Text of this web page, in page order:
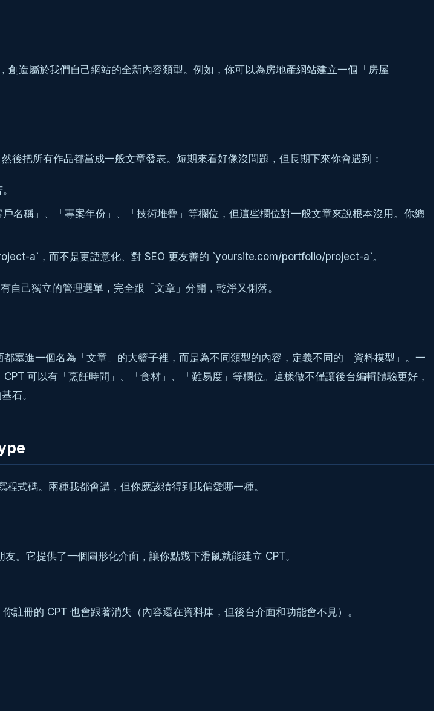
造屬於我們自己網站的全新內容類型。例如，你可以為房地產網站建立一個「房屋
把所有作品都當成一般文章發表。短期來看好像沒問題，但長期下來你會遇到：
名稱」、「專案年份」、「技術堆疊」等欄位，但這些欄位對一般文章來說根本沒用。你總
a`，而不是更語意化、對 SEO 更友善的 `yoursite.com/portfolio/project-a`。
己獨立的管理選單，完全跟「文章」分開，乾淨又俐落。
塞進一個名為「文章」的大籃子裡，而是為不同類型的內容，定義不同的「資料模型」。一
可以有「烹飪時間」、「食材」、「難易度」等欄位。這樣做不僅讓後台編輯體驗更好，
石。
式碼。兩種我都會講，但你應該猜得到我偏愛哪一種。
。它提供了一個圖形化介面，讓你點幾下滑鼠就能建立 CPT。
註冊的 CPT 也會跟著消失（內容還在資料庫，但後台介面和功能會不見）。